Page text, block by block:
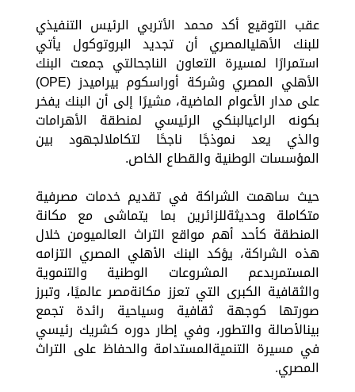
عقب التوقيع أكد محمد الأتربي الرئيس التنفيذي
للبنك الأهليالمصري أن تجديد البروتوكول يأتي
استمرارًا لمسيرة التعاون الناجحالتي جمعت البنك
الأهلي المصري وشركة أوراسكوم بيراميدز (OPE)
على مدار الأعوام الماضية، مشيرًا إلى أن البنك يفخر
بكونه الراعيالبنكي الرئيسي لمنطقة الأهرامات
والذي يعد نموذجًا ناجحًا لتكاملالجهود بين
المؤسسات الوطنية والقطاع الخاص.
حيث ساهمت الشراكة في تقديم خدمات مصرفية
متكاملة وحديثةللزائرين بما يتماشى مع مكانة
المنطقة كأحد أهم مواقع التراث العالميومن خلال
هذه الشراكة، يؤكد البنك الأهلي المصري التزامه
المستمربدعم المشروعات الوطنية والتنموية
والثقافية الكبرى التي تعزز مكانةمصر عالميًا، وتبرز
صورتها كوجهة ثقافية وسياحية رائدة تجمع
بينالأصالة والتطور، وفي إطار دوره كشريك رئيسي
في مسيرة التنميةالمستدامة والحفاظ على التراث
المصري.